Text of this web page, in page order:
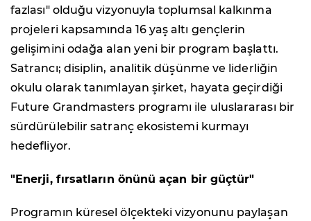
fazlası" olduğu vizyonuyla toplumsal kalkınma
projeleri kapsamında 16 yaş altı gençlerin
gelişimini odağa alan yeni bir program başlattı.
Satrancı; disiplin, analitik düşünme ve liderliğin
okulu olarak tanımlayan şirket, hayata geçirdiği
Future Grandmasters programı ile uluslararası bir
sürdürülebilir satranç ekosistemi kurmayı
hedefliyor.
"Enerji, fırsatların önünü açan bir güçtür"
Programın küresel ölçekteki vizyonunu paylaşan